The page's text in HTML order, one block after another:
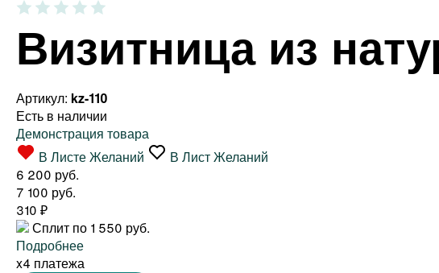
Визитница из
Артикул: kz-110
Есть в наличии
Демонстрация товара
В Листе Желаний
В Лист Желаний
6 200 руб.
7 100 руб.
310 ₽
Сплит по 1 550 руб.
Подробнее
x4 платежа